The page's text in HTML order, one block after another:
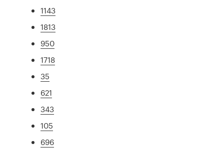
1143
1813
950
1718
35
621
343
105
696